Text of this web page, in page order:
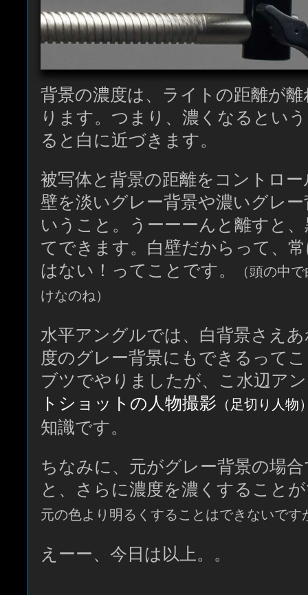
背景の濃度は、ライトの距離が
ります。つまり、濃くなるとい
ると白に近づきます。
被写体と背景の距離をコントロ
壁を淡いグレー背景や濃いグレ
いうこと。うーーーんと離すと
てできます。白壁だからって、
はない！ってことです。
（頭の中
けなのね）
水平アングルでは、白背景さえ
度のグレー背景にもできるって
ブツでやりましたが、こ水辺ア
トショットの人物撮影 （足切り人物
知識です。
ちなみに、元がグレー背景の場
と、さらに濃度を濃くすること
元の色より明るくすることはできないです
えーー、今日は以上。。